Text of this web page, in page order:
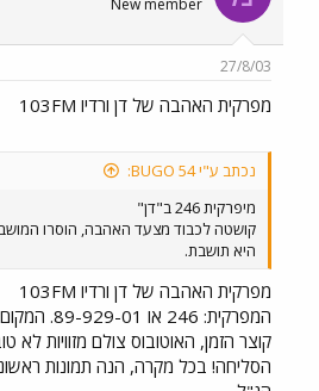
New member
27/8/03
מפרקית האהבה של דן ורדיו 103FM
נכתב ע"י BUGO 54:
מיפרקית 246 ב"דן"
קושטה לכבוד מצעד האהבה, הוסרו
היא תושבת.
מפרקית האהבה של דן ורדיו 103FM
המפרקית:
קוצר הזמן, האוטובוס צולם מזוויות
הסליחה! בכל מקרה, הנה תמונות